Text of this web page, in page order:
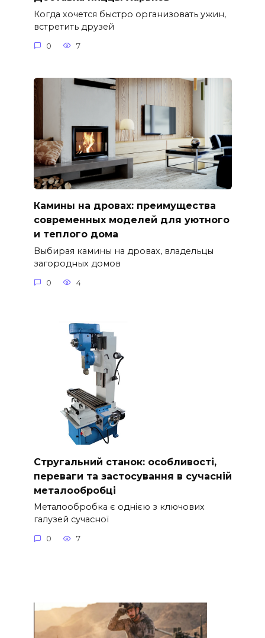
Когда хочется быстро организовать ужин,
встретить друзей
0 7
Камины на дровах: преимущества
современных моделей для уютного
и теплого дома
Выбирая камины на дровах, владельцы
загородных домов
0 4
Стругальний станок: особливості,
переваги та застосування в сучасній
металообробці
Металообробка є однією з ключових
галузей сучасної
0 7